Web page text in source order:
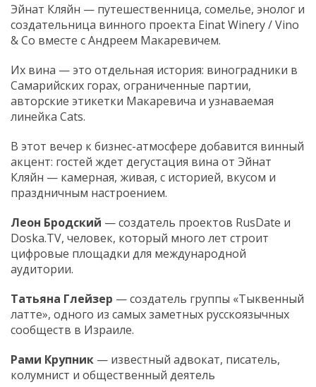
Эйнат Кляйн — путешественница, сомелье, энолог и
создательница винного проекта Einat Winery / Vino
& Co вместе с Андреем Макаревичем.
Их вина — это отдельная история: виноградники в
Самарийских горах, ограниченные партии,
авторские этикетки Макаревича и узнаваемая
линейка Cats.
В этот вечер к бизнес-атмосфере добавится винный
акцент: гостей ждет дегустация вина от Эйнат
Кляйн — камерная, живая, с историей, вкусом и
праздничным настроением.
Леон Бродский — создатель проектов RusDate и
Doska.TV, человек, который много лет строит
цифровые площадки для международной
аудитории.
Татьяна Глейзер — создатель группы «Тыквенный
латте», одного из самых заметных русскоязычных
сообществ в Израиле.
Рами Крупник — известный адвокат, писатель,
колумнист и общественный деятель